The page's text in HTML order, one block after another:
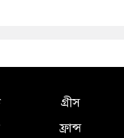
গ্রীস
ফ্রান্স